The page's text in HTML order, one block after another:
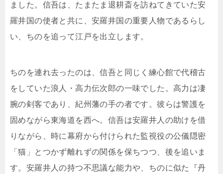
ました。信吾は、たまたま退耕斎を訪ねてきていた安
羅井国の使者と共に、安羅井国の重要人物であるらし
い、ちのを追って江戸を出立します。
ちのを連れ去ったのは、信吾と同じく練心館で代稽古
をしていた浪人・高力伝次郎の一味でした。高力は凄
腕の剣客であり、紀州藩の手の者です。彼らは警護を
固めながら東海道を西へ。信吾は安羅井人の助けを借
りながら、時に幕府から付けられた監視役の公儀隠密
「猫」とつかず離れずの関係を保ちつつ、後を追いま
す。安羅井人の持つ不思議な能力や、ちのに似た『丹